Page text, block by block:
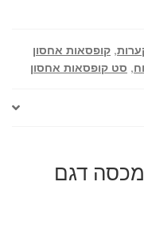
, קופסאות אחסון
, סט קופסאות אחסון
מכסה דגם